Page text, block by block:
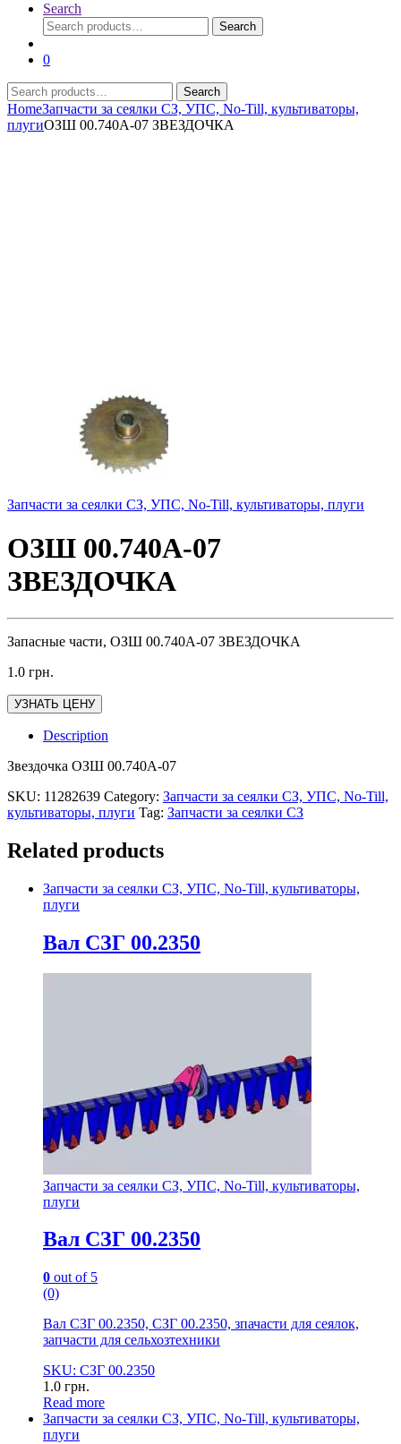
Search
Search
for:
Search
0
Search
for:
Search
HomeЗапчасти за сеялки СЗ, УПС, No-Till, культиваторы,
плугиОЗШ 00.740А-07 ЗВЕЗДОЧКА
Запчасти за сеялки СЗ, УПС, No-Till, культиваторы, плуги
ОЗШ 00.740А-07
ЗВЕЗДОЧКА
Запасные части, ОЗШ 00.740А-07 ЗВЕЗДОЧКА
1.0 грн.
УЗНАТЬ ЦЕНУ
Description
Звездочка ОЗШ 00.740А-07
SKU: 11282639 Category: Запчасти за сеялки СЗ, УПС, No-Till,
культиваторы, плуги Tag: Запчасти за сеялки СЗ
Related products
Запчасти за сеялки СЗ, УПС, No-Till, культиваторы,
плуги
Вал СЗГ 00.2350
Запчасти за сеялки СЗ, УПС, No-Till, культиваторы,
плуги
Вал СЗГ 00.2350
0 out of 5
(0)
Вал СЗГ 00.2350, СЗГ 00.2350, зпачасти для сеялок,
запчасти для сельхозтехники
SKU: СЗГ 00.2350
1.0 грн.
Read more
Запчасти за сеялки СЗ, УПС, No-Till, культиваторы,
плуги